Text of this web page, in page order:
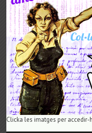
Clicka les imatges per accedir-